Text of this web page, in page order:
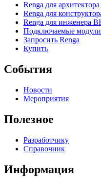
Renga для архитектора
Renga для
Renga для инженера
Подключаемые модули
Запросить Renga
Купить
События
Новости
Мероприятия
Полезное
Разработчику
Справочник
Информация